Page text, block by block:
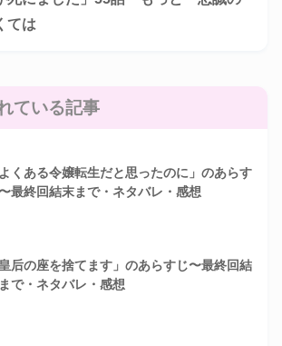
ては
ている記事
よくある令嬢転生だと思ったのに」のあらす
最終回結末まで・ネタバレ・感想
皇后の座を捨てます」のあらすじ〜最終回結
で・ネタバレ・感想